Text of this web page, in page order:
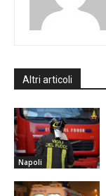
Altri articoli
Napoli